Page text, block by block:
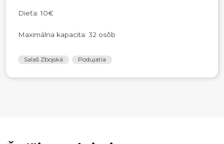
Dieťa: 10€
Maximálna kapacita: 32 osôb
Salaš Zbojská Podujatia